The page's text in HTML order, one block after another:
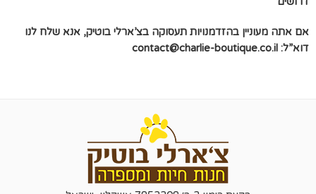
אם אתה מעוניין בהזדמנויות תעסוקה בצ’ארלי בוטיק, אנא שלח לנו
דוא”ל: contact@charlie-boutique.co.il